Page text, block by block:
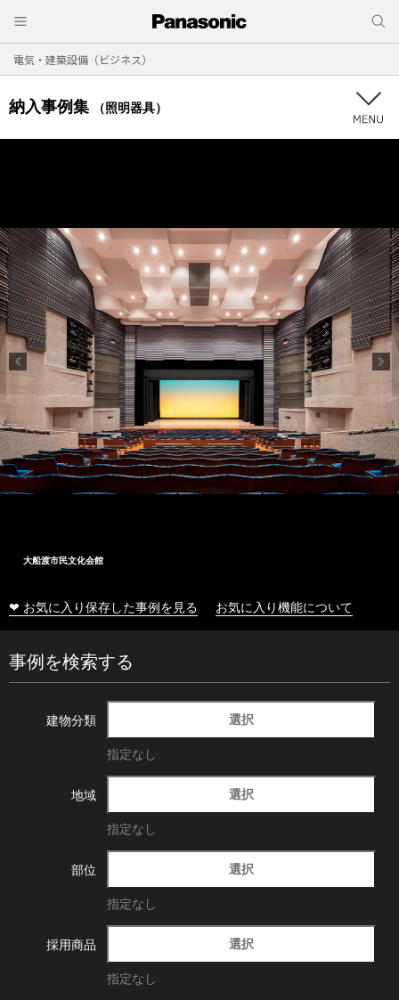
電気・建築設備（ビジネス）
納入事例集 （照明器具）
大船渡市民文化会館
❤ お気に入り保存した事例を見る お気に入り機能について
事例を検索する
建物分類 選択
指定なし
地域 選択
指定なし
部位 選択
指定なし
採用商品 選択
指定なし